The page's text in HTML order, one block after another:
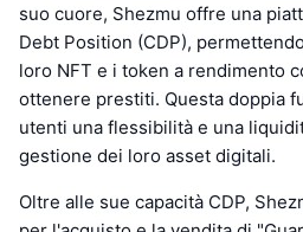
suo cuore, Shezmu offre una
Debt Position (CDP),
loro NFT e i token a rendimento
ottenere prestiti. Questa doppia
utenti una flessibilità e una
gestione dei loro asset digitali.
Oltre alle sue capacità CDP,